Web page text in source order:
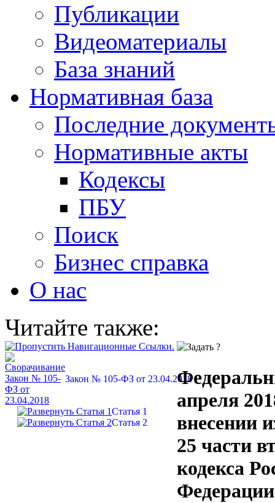
Публикации
Видеоматериалы
База знаний
Нормативная база
Последние
Нормативные акты
Кодексы
ПБУ
Поиск
Бизнес справка
О нас
Читайте также:
Закон № 105-ФЗ от 23.04.2018
Статья 1
Статья 2
апреля
внесении
25 части
кодекса